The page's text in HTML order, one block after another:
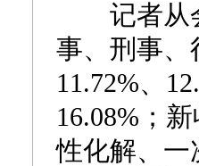
记者从会
事、刑事、
11.72%、
16.08%；
性化解、一